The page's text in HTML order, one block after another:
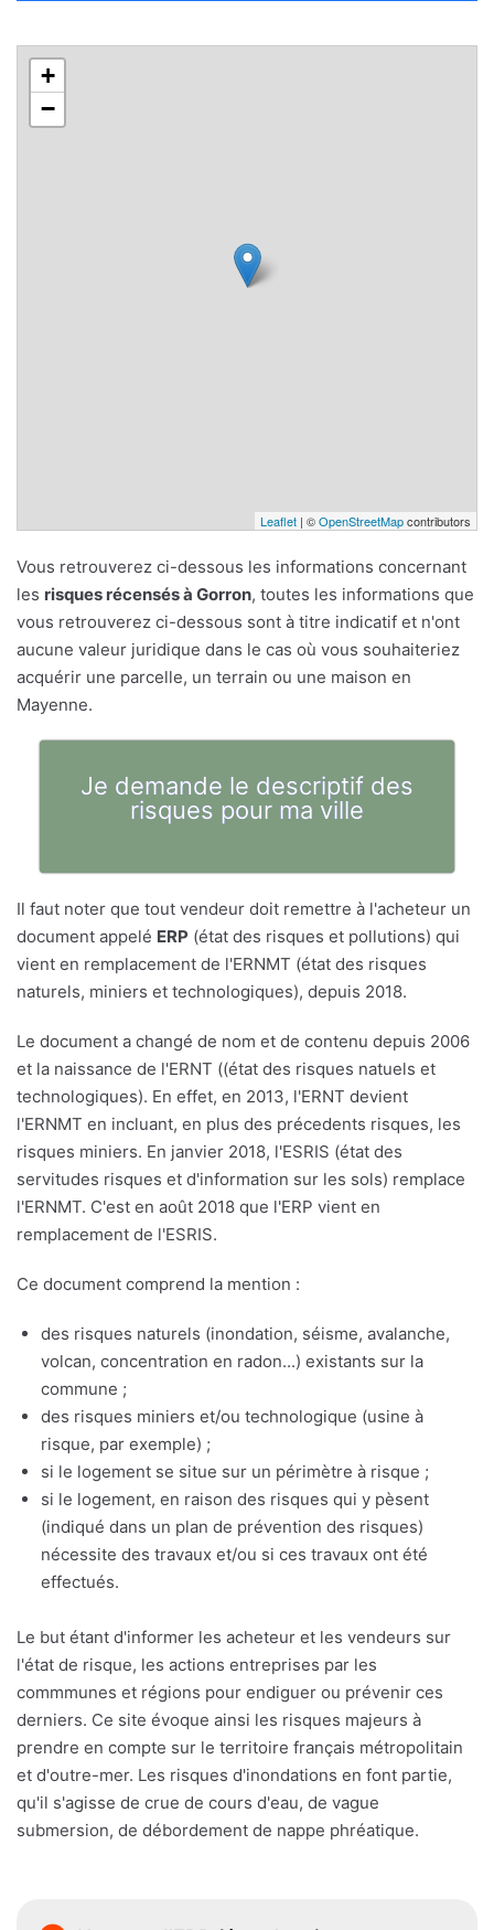
+
−
Leaflet | ©OpenStreetMapcontributors
Vous retrouverez ci-dessous les informations concernant
les risques récensés à Gorron, toutes les informations que
vous retrouverez ci-dessous sont à titre indicatif et n'ont
aucune valeur juridique dans le cas où vous souhaiteriez
acquérir une parcelle, un terrain ou une maison en
Mayenne.
Je demande le descriptif des
risques pour ma ville
Il faut noter que tout vendeur doit remettre à l'acheteur un
document appelé ERP (état des risques et pollutions) qui
vient en remplacement de l'ERNMT (état des risques
naturels, miniers et technologiques), depuis 2018.
Le document a changé de nom et de contenu depuis 2006
et la naissance de l'ERNT ((état des risques natuels et
technologiques). En effet, en 2013, l'ERNT devient
l'ERNMT en incluant, en plus des précedents risques, les
risques miniers. En janvier 2018, l'ESRIS (état des
servitudes risques et d'information sur les sols) remplace
l'ERNMT. C'est en août 2018 que l'ERP vient en
remplacement de l'ESRIS.
Ce document comprend la mention :
des risques naturels (inondation, séisme, avalanche,
volcan, concentration en radon...) existants sur la
commune ;
des risques miniers et/ou technologique (usine à
risque, par exemple) ;
si le logement se situe sur un périmètre à risque ;
si le logement, en raison des risques qui y pèsent
(indiqué dans un plan de prévention des risques)
nécessite des travaux et/ou si ces travaux ont été
effectués.
Le but étant d'informer les acheteur et les vendeurs sur
l'état de risque, les actions entreprises par les
commmunes et régions pour endiguer ou prévenir ces
derniers. Ce site évoque ainsi les risques majeurs à
prendre en compte sur le territoire français métropolitain
et d'outre-mer. Les risques d'inondations en font partie,
qu'il s'agisse de crue de cours d'eau, de vague
submersion, de débordement de nappe phréatique.